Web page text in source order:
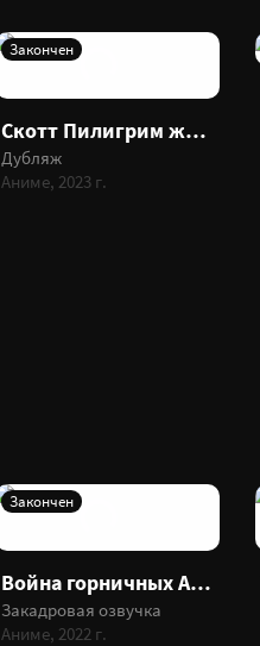
Закончен
Скотт Пилигрим жмёт на газ!
Дубляж
Аниме, 2023 г.
Закончен
Война горничных Акибы
Закадровая озвучка
Аниме, 2022 г.